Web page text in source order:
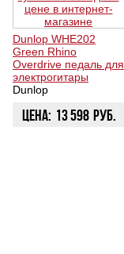
Dunlop WHE202
Green Rhino
Overdrive педаль для
электрогитары
Dunlop
Цена: 13 598 руб.